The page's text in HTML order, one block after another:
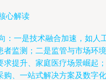
心解读
：一是技术融合加速，如人
者监测；二是监管与市场环境
求提升、家庭医疗场景崛起；
购、一站式解决方案及数字化